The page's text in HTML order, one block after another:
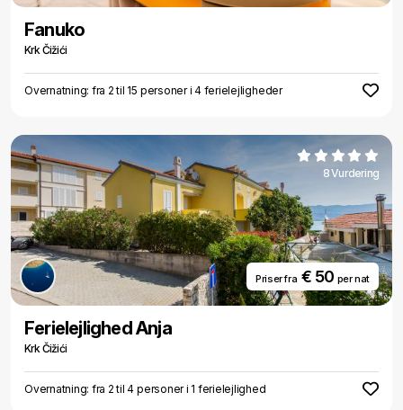
Fanuko
Krk Čižići
Overnatning: fra 2 til 15 personer i 4 ferielejligheder
8 Vurdering
Priser fra€ 50 per nat
Ferielejlighed Anja
Krk Čižići
Overnatning: fra 2 til 4 personer i 1 ferielejlighed